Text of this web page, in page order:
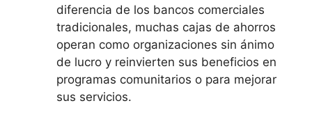
diferencia de los bancos comerciales
tradicionales, muchas cajas de ahorros
operan como organizaciones sin ánimo
de lucro y reinvierten sus beneficios en
programas comunitarios o para mejorar
sus servicios.